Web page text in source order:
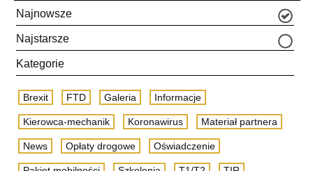
Najnowsze
Najstarsze
Kategorie
Brexit FTD Galeria Informacje
Kierowca-mechanik Koronawirus Materiał partnera
News Opłaty drogowe Oświadczenie